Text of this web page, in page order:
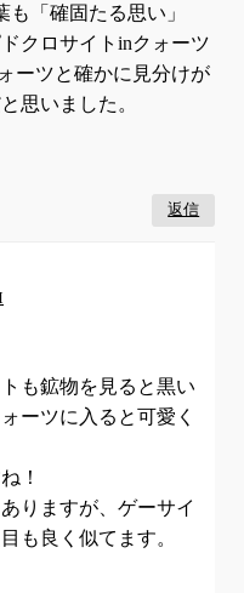
「確固たる思い」
クロサイトinクォーツ
ーツと確かに見分けが
思いました。
返信
も鉱物を見ると黒い
ーツに入ると可愛く
！
りますが、ゲーサイ
も良く似てます。